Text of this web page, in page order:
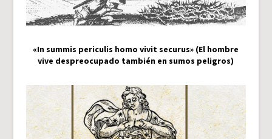
«In summis periculis homo vivit securus» (El hombre
vive despreocupado también en sumos peligros)